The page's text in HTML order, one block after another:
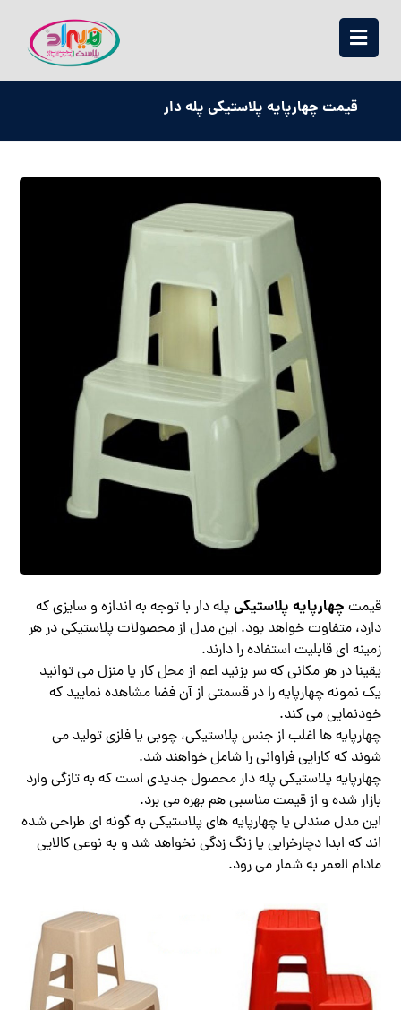
قیمت چهارپایه پلاستیکی پله دار
قیمت چهارپایه پلاستیکیپله دار با توجه به اندازه و سایزی که
دارد، متفاوت خواهد بود. این مدل از محصولات پلاستیکی در هر
زمینه ای قابلیت استفاده را دارند.
یقینا در هر مکانی که سر بزنید اعم از محل کار یا منزل می توانید
یک نمونه چهارپایه را در قسمتی از آن فضا مشاهده نمایید که
خودنمایی می کند.
چهارپایه ها اغلب از جنس پلاستیکی، چوبی یا فلزی تولید می
شوند که کارایی فراوانی را شامل خواهند شد.
چهارپایه پلاستیکی پله دار محصول جدیدی است که به تازگی وارد
بازار شده و از قیمت مناسبی هم بهره می برد.
این مدل صندلی یا چهارپایه های پلاستیکی به گونه ای طراحی شده
اند که ابدا دچارخرابی یا زنگ زدگی نخواهد شد و به نوعی کالایی
مادام العمر به شمار می رود.